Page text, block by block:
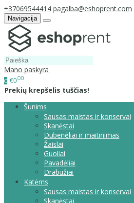
+37069544414 pagalba@eshoprent.com
Navigacija
Mano paskyra
0 €000
Prekių krepšelis tuščias!
Šunims
Sausas maistas ir konservai
Skanėstai
Dubenėliai ir maitinimas
Žaislai
Guoliai
Pavadėliai
Drabužiai
Katėms
Sausas maistas ir konservai
Skanėstai